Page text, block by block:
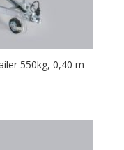
550kg, 0,40 m